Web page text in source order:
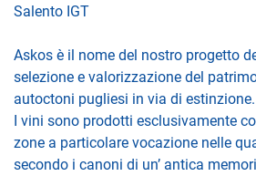
Salento IGT
Askos è il nome del nostro progetto
selezione e valorizzazione del
autoctoni pugliesi in via di estinzione.
I vini sono prodotti esclusivamente
zone a particolare vocazione nelle
secondo i canoni di un’ antica